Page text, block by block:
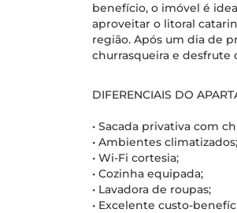
benefício, o imóvel é
aproveitar o litoral
região. Após um dia de
churrasqueira e desfrute
DIFERENCIAIS DO
• Sacada privativa com
• Ambientes climatizados;
• Wi-Fi cortesia;
• Cozinha equipada;
• Lavadora de roupas;
• Excelente custo-